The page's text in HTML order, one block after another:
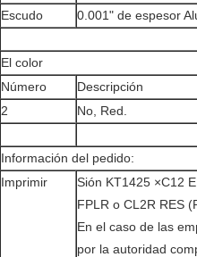
Escudo 0.001" de espesor
El color
Número
Descripción
2
No, Red.
Información del pedido:
Imprimir
Sión KT1425 ×C12
FPLR o CL2R RES
En el caso de las
por la autoridad